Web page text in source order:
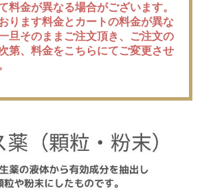
料金が異なる場合がございます。
ります料金とカートの料金が異な
旦そのままご注文頂き、ご注文の
第、料金をこちらにてご変更させ